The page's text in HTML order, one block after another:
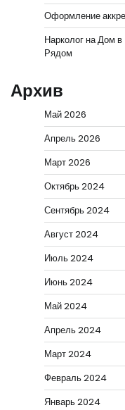
Оформление
Нарколог на Дом
Рядом
Архив
Май 2026
Апрель 2026
Март 2026
Октябрь 2024
Сентябрь 2024
Август 2024
Июль 2024
Июнь 2024
Май 2024
Апрель 2024
Март 2024
Февраль 2024
Январь 2024